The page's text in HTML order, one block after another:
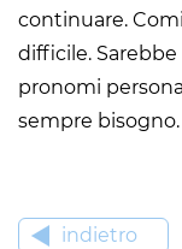
continuare.
difficile.
pronomi
sempre bisogno.
indietro